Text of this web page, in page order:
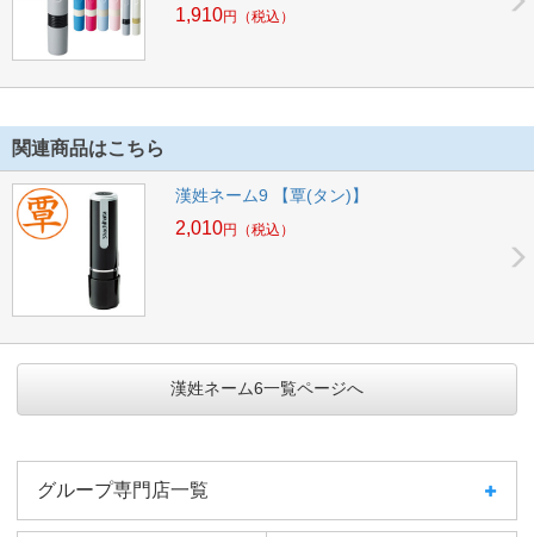
1,910円 （税込）
関連商品はこちら
漢姓ネーム9 【覃(タン)】
2,010円 （税込）
漢姓ネーム6一覧ページへ
グループ専門店一覧